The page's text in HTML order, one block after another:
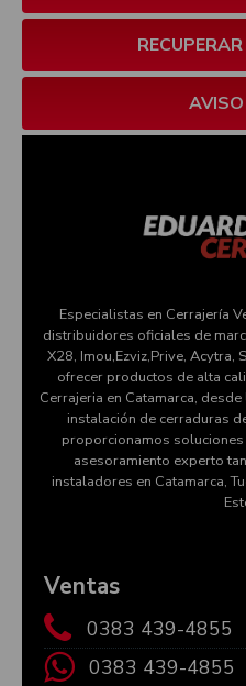
Especialistas en Cerrajería
distribuidores oficiales de
X28, Imou,Ezviz,Prive, Acytra,
ofrecer productos de alta
Cerrajeria en Catamarca,
instalación de cerraduras
proporcionamos
asesoramiento experto
instaladores en Catamarca,
Ventas
0383 439-4855
0383 439-4855